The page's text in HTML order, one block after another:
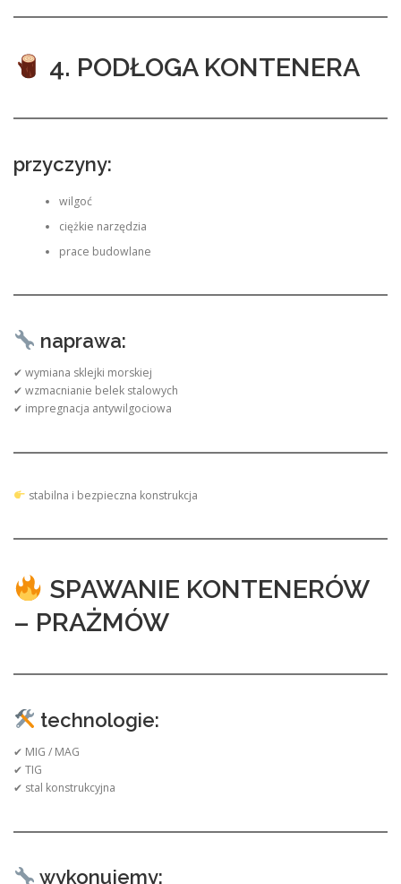
4. PODŁOGA KONTENERA
przyczyny:
wilgoć
ciężkie narzędzia
prace budowlane
naprawa:
✔ wymiana sklejki morskiej
✔ wzmacnianie belek stalowych
✔ impregnacja antywilgociowa
stabilna i bezpieczna konstrukcja
SPAWANIE KONTENERÓW
– PRAŻMÓW
technologie:
✔ MIG / MAG
✔ TIG
✔ stal konstrukcyjna
wykonujemy: